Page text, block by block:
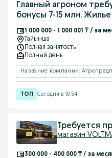
Главный агроном
бонусы 7-15 млн.
1 000 000 - 1 000 001 ₸ / за
Тайынша
Полная занятость
Полный день
Название компании:
Сегодня в 10:54
Требуется
магазин
300 000 - 400 000 ₸ / за